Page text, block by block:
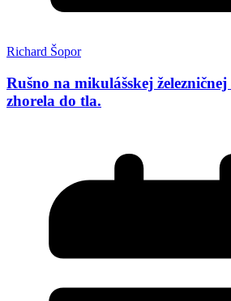
Richard Šopor
Rušno na mikulášskej
zhorela do tla.